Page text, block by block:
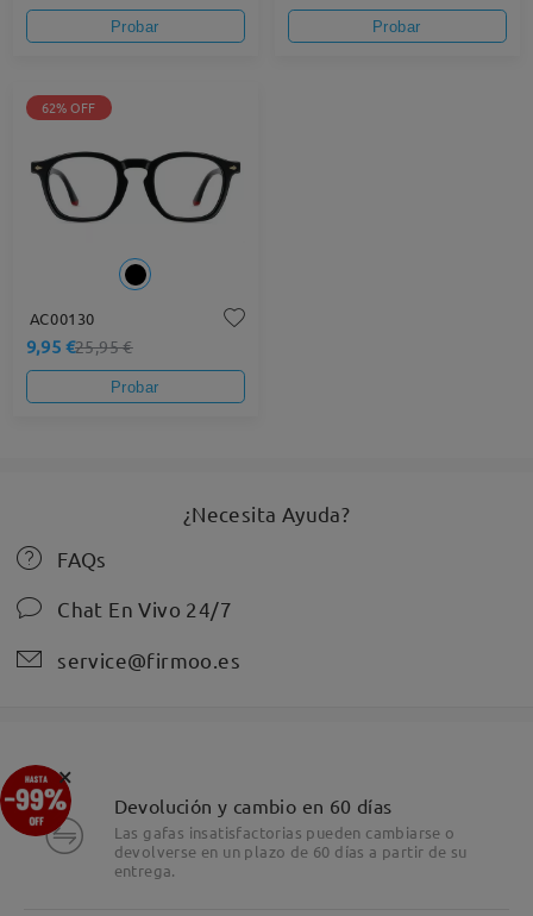
Probar Probar
62% OFF
AC00130
9,95 €25,95 €
Probar
¿Necesita Ayuda?
FAQs
Chat En Vivo 24/7
service@firmoo.es
Devolución y cambio en 60 días
Las gafas insatisfactorias pueden cambiarse o
devolverse en un plazo de 60 días a partir de su
entrega.
×